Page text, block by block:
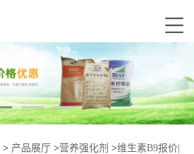
> 产品展厅 >营养强化剂 >维生素B9报价|